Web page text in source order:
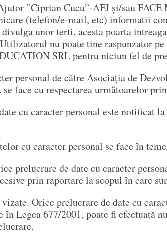
”Ciprian Cucu”-AFJ și/sau
(telefon/e-mail, etc) informatii
unor terti, acesta poarta
nu poate tine raspunzator
SRL pentru niciun fel de
personal de către Asociația de
face cu respectarea următoarelor
cu caracter personal este notificat
cu caracter personal se face în
prelucrare de date cu caracter
prin raportare la scopul în care
Orice prelucrare de date cu
Legea 677/2001, poate fi efectuată